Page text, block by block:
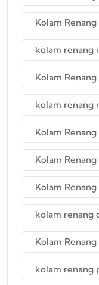
Kolam
kolam renang
Kolam Renang
kolam renang
Kolam
Kolam
Kolam
kolam renang
Kolam
kolam renang